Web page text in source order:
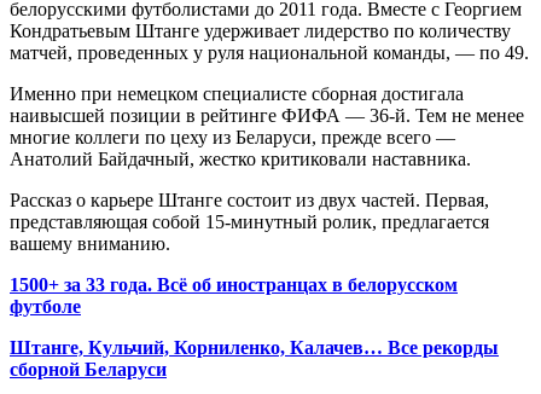
белорусскими футболистами до 2011 года. Вместе с Георгием
Кондратьевым Штанге удерживает лидерство по количеству
матчей, проведенных у руля национальной команды, — по 49.
Именно при немецком специалисте сборная достигала
наивысшей позиции в рейтинге ФИФА — 36-й. Тем не менее
многие коллеги по цеху из Беларуси, прежде всего —
Анатолий Байдачный, жестко критиковали наставника.
Рассказ о карьере Штанге состоит из двух частей. Первая,
представляющая собой 15-минутный ролик, предлагается
вашему вниманию.
1500+ за 33 года. Всё об иностранцах в белорусском
футболе
Штанге, Кульчий, Корниленко, Калачев… Все рекорды
сборной Беларуси